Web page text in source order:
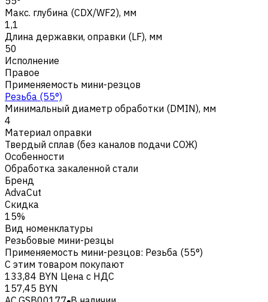
Макс. глубина (CDX/WF2), мм
1,1
Длина державки, оправки (LF), мм
50
Исполнение
Правое
Применяемость мини-резцов
Резьба (55°)
Минимальный диаметр обработки (DMIN), мм
4
Материал оправки
Твердый сплав (без каналов подачи СОЖ)
Особенности
Обработка закаленной стали
Бренд
AdvaCut
Скидка
15%
Вид номенклатуры
Резьбовые мини-резцы
Применяемость мини-резцов: Резьба (55°)
С этим товаром покупают
133,84 BYN Цена с НДС
157,45 BYN